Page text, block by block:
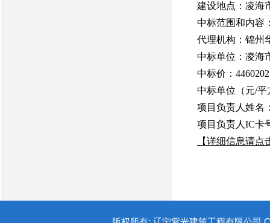
建设地点：凌海
中标范围和内容
代理机构：锦州
中标单位：凌海
中标价：
中标单位（元/平
项目负责人姓名
项目负责人IC卡
【详细信息请点